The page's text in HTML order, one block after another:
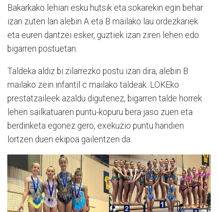
Bakarkako lehian esku hutsik eta sokarekin egin behar
izan zuten lan alebin A eta B mailako lau ordezkariek
eta euren dantzei esker, guztiek izan ziren lehen edo
bigarren postuetan.
Taldeka aldiz bi zilarrezko postu izan dira, alebin B
mailako zein infantil c mailako taldeak. LOKEko
prestatzaileek azaldu digutenez, bigarren talde horrek
lehen sailkatuaren puntu-kopuru bera jaso zuen eta
berdinketa egonez gero, exekuzio puntu handien
lortzen duen ekipoa gailentzen da.